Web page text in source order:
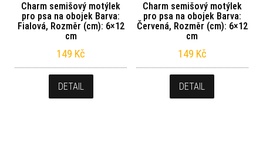
Charm semišový motýlek
pro psa na obojek Barva:
Fialová, Rozměr (cm): 6×12
cm
149 Kč
DETAIL
Charm semišový motýlek
pro psa na obojek Barva:
Červená, Rozměr (cm): 6×12
cm
149 Kč
DETAIL